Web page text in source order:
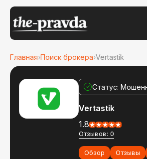
Главная›Поиск брокера›Vertastik
Статус:
Vertastik
1.8
Отзывов: 0
Обзор Отзывы